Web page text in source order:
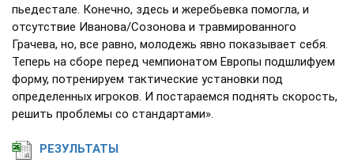
пьедестале. Конечно, здесь и жеребьевка помогла, и
отсутствие Иванова/Созонова и травмированного
Грачева, но, все равно, молодежь явно показывает себя.
Теперь на сборе перед чемпионатом Европы подшлифуем
форму, потренируем тактические установки под
определенных игроков. И постараемся поднять скорость,
решить проблемы со стандартами».
РЕЗУЛЬТАТЫ